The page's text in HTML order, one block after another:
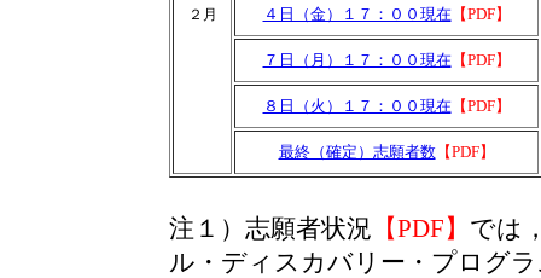
２月 ４日（金）１７：００現在【PDF】
７日（月）１７：００現在【PDF】
８日（火）１７：００現在【PDF】
最終（確定）志願者数【PDF】
注１）志願者状況 【PDF】 では
ル・ディスカバリー・プログ